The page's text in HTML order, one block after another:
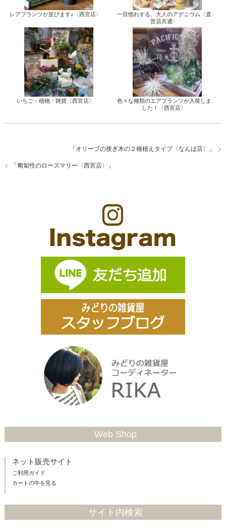
レアプランツが並びます♪〈西宮店〉
一目惚れする、大人のアデニウム〈直
営店共通〉
いちご・植物・雑貨〈西宮店〉
色々な種類のエアプランツが入荷しま
した！〈西宮店〉
「オリーブの接ぎ木の２種植えタイプ〈なんば店〉 」
「匍匐性のローズマリー〈西宮店〉 」
Web Shop
ネット販売サイト
ご利用ガイド
カートの中を見る
サイト内検索